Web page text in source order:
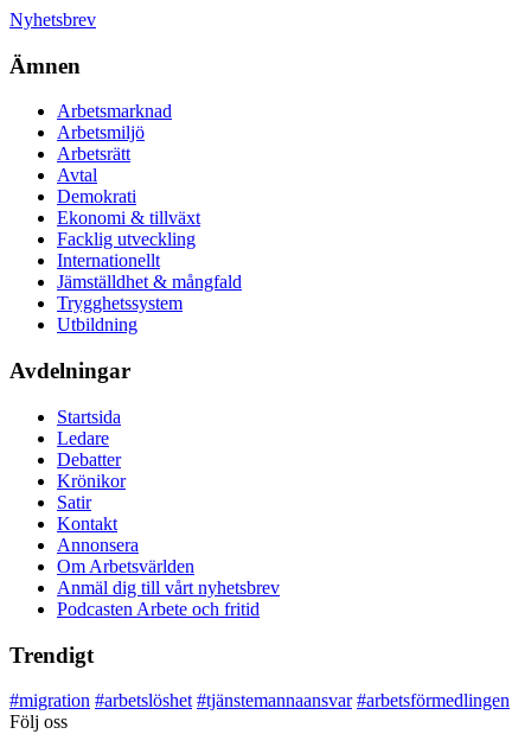
Nyhetsbrev
Ämnen
Arbetsmarknad
Arbetsmiljö
Arbetsrätt
Avtal
Demokrati
Ekonomi & tillväxt
Facklig utveckling
Internationellt
Jämställdhet & mångfald
Trygghetssystem
Utbildning
Avdelningar
Startsida
Ledare
Debatter
Krönikor
Satir
Kontakt
Annonsera
Om Arbetsvärlden
Anmäl dig till vårt nyhetsbrev
Podcasten Arbete och fritid
Trendigt
#migration #arbetslöshet #tjänstemannaansvar #arbetsförmedlingen
Följ oss